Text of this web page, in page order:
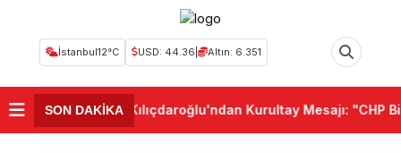
İstanbul12°C USD: 44.36 Altın: 6.351
SON DAKİKA
•Kemal Kılıçdaroğlu'ndan Kurultay Mesajı: "CHP